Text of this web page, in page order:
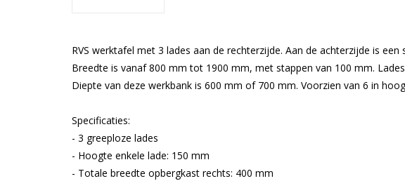
RVS werktafel met 3 lades aan de rechterzijde. Aan de achterzijde is
Breedte is vanaf 800 mm tot 1900 mm, met stappen van 100 mm.
Diepte van deze werkbank is 600 mm of 700 mm. Voorzien van 6 in
Specificaties:
- 3 greeploze lades
- Hoogte enkele lade: 150 mm
- Totale breedte opbergkast rechts: 400 mm